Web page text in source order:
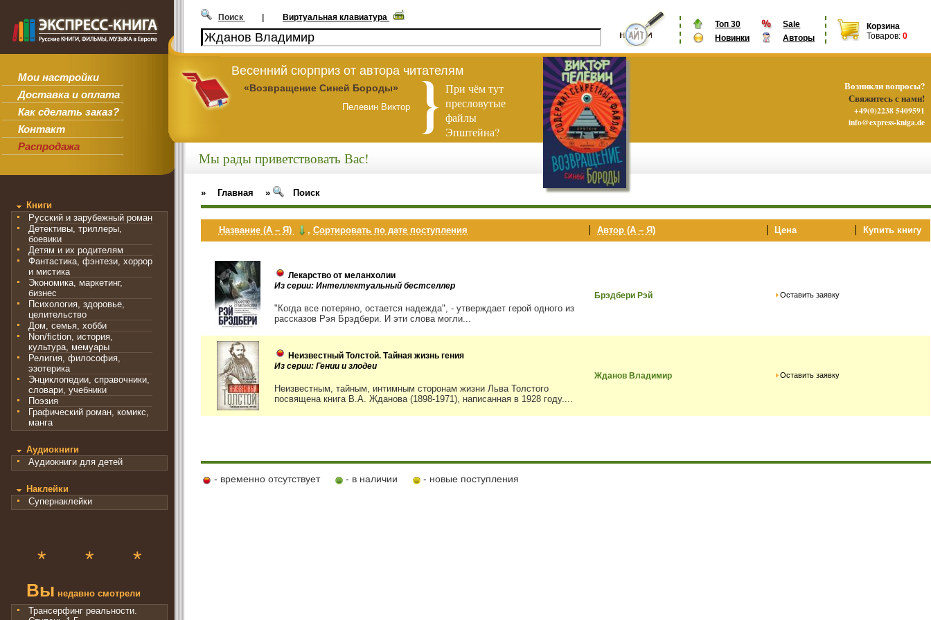
Мои настройки
Доставка и оплата
Как сделать заказ?
Контакт
Распродажа
Топ 30
Sale
Новинки
Авторы
Корзина
Товаров: 0
Поиск | Виртуальная клавиатура
Весенний сюрприз от автора читателям
«Возвращение Синей Бороды»
Пелевин Виктор
При чём тут
пресловутые
файлы
Эпштейна?
Книги
Русский и зарубежный роман
Детективы, триллеры,
боевики
Детям и их родителям
Фантастика, фэнтези, хоррор
и мистика
Экономика, маркетинг,
бизнес
Психология, здоровье,
целительство
Дом, семья, хобби
Non/fiction, история,
культура, мемуары
Религия, философия,
эзотерика
Энциклопедии, справочники,
словари, учебники
Поэзия
Графический роман, комикс,
манга
Аудиокниги
Аудиокниги для детей
Наклейки
Супернаклейки
* * *
Вы недавно смотрели
Трансерфинг реальности.
Мы рады приветствовать Вас!
» Главная » Поиск
Название (А – Я) ,Сортировать по дате поступления Автор (А – Я) Цена Купить книгу
Лекарство от меланхолии
Из серии: Интеллектуальный бестселлер
"Когда все потеряно, остается надежда", - утверждает герой одного из
рассказов Рэя Брэдбери. И эти слова могли...
Брэдбери Рэй Оставить заявку
Неизвестный Толстой. Тайная жизнь гения
Из серии: Гении и злодеи
Неизвестным, тайным, интимным сторонам жизни Льва Толстого
посвящена книга В.А. Жданова (1898-1971), написанная в 1928 году....
Жданов Владимир Оставить заявку
- временно отсутствует - в наличии - новые поступления
Возникли вопросы?
Свяжитесь с нами!
+49(0)2238 5409591
info@express-kniga.de